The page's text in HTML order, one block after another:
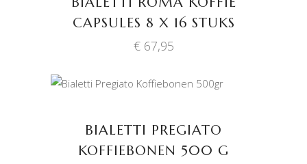
CAPSULES 8 X 16 STUKS
€67,95
BIALETTI PREGIATO
KOFFIEBONEN 500 G